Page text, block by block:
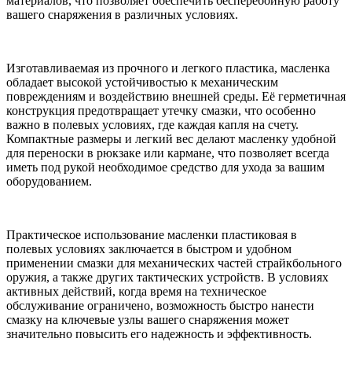
вашего снаряжения в различных условиях.
Изготавливаемая из прочного и легкого пластика, масленка
обладает высокой устойчивостью к механическим
повреждениям и воздействию внешней среды. Её герметичная
конструкция предотвращает утечку смазки, что особенно
важно в полевых условиях, где каждая капля на счету.
Компактные размеры и легкий вес делают масленку удобной
для переноски в рюкзаке или кармане, что позволяет всегда
иметь под рукой необходимое средство для ухода за вашим
оборудованием.
Практическое использование масленки пластиковая в
полевых условиях заключается в быстром и удобном
применении смазки для механических частей страйкбольного
оружия, а также других тактических устройств. В условиях
активных действий, когда время на техническое
обслуживание ограничено, возможность быстро нанести
смазку на ключевые узлы вашего снаряжения может
значительно повысить его надежность и эффективность.